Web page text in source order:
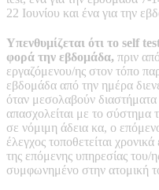
22 Ιουνίου και ένα για την
Υπενθυμίζεται ότι το self
φορά την εβδομάδα, πριν
εργαζόμενου/ης στον τόπο
εβδομάδα από την ημέρα
όταν μεσολαβούν
απασχολείται με το σύστημα
σε νόμιμη άδεια κα, ο
έλεγχος τοποθετείται
της επόμενης υπηρεσίας
συμφωνημένο στην ατομική